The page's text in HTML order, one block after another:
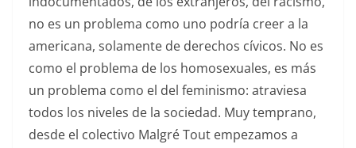
no es un problema como uno podría creer a la
americana, solamente de derechos cívicos. No es
como el problema de los homosexuales, es más
un problema como el del feminismo: atraviesa
todos los niveles de la sociedad. Muy temprano,
desde el colectivo Malgré Tout empezamos a